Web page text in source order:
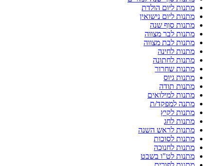
מתנות ליום הולדת
מתנות ליום נישואין
מתנות סוף שנה
מתנות לבר מצווה
מתנות לבת מצווה
מתנות לחינה
מתנות לחתונה
מתנות שחרור
מתנות גיוס
מתנות תודה
מתנות למילואים
מתנה למפקד/ת
מתנות לקיץ
מתנות לחג
מתנות לראש השנה
מתנות לסוכות
מתנות לחנוכה
מתנות לט"ו בשבט